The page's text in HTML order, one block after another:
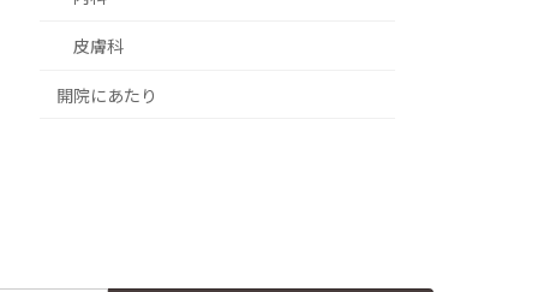
皮膚科
開院にあたり